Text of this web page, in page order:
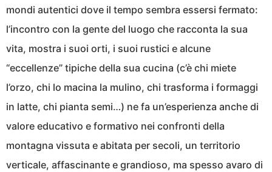
mondi autentici dove il tempo sembra essersi fermato:
l’incontro con la gente del luogo che racconta la sua
vita, mostra i suoi orti, i suoi rustici e alcune
“eccellenze” tipiche della sua cucina (c’è chi miete
l’orzo, chi lo macina la mulino, chi trasforma i formaggi
in latte, chi pianta semi…) ne fa un’esperienza anche di
valore educativo e formativo nei confronti della
montagna vissuta e abitata per secoli, un territorio
verticale, affascinante e grandioso, ma spesso avaro di